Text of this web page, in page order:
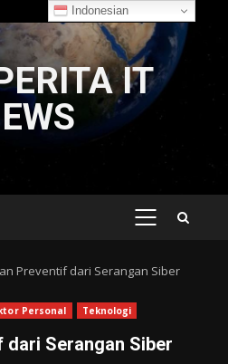
IT
PRIMARY
Preventif dari Serangan Siber
Personal Teknologi
Serangan Siber
Indonesian